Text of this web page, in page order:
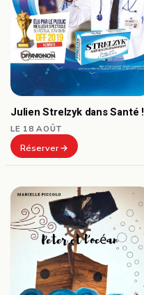
Julien Strelzyk dans Santé !
LE 18 AOÛT
Réserver